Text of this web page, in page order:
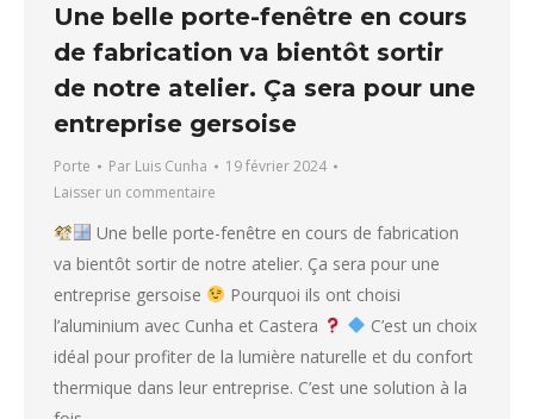
Une belle porte-fenêtre en cours
de fabrication va bientôt sortir
de notre atelier. Ça sera pour une
entreprise gersoise
Porte Par Luis Cunha
19 février 2024
Laisser un commentaire
Une belle porte-fenêtre en cours de fabrication
va bientôt sortir de notre atelier. Ça sera pour une
entreprise gersoise
Pourquoi ils ont choisi
l’aluminium avec Cunha et Castera
C’est un choix
idéal pour profiter de la lumière naturelle et du confort
thermique dans leur entreprise. C’est une solution à la